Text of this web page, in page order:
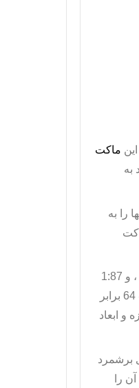
ماکت
به
را به
ماکت های ماشین بر اساس مقیاس خود دسته بندی میشوند ، بطور مثال مقیاس های 1:18 ، 1:24 ، 1:43 ، 1:64 ، و 1:87
1:64 یعنی ماکت 64 برابر
و ابعاد
برشمرد
را